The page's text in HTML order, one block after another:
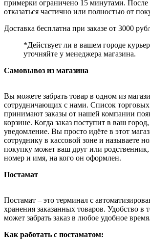
примерки ограничено 15 минутами.
отказаться частично или полностью от
Доставка бесплатна при заказе от 3000
*Действует ли в вашем городе
уточняйте у менеджера магазина.
Самовывоз из магазина
Вы можете забрать товар в одном из
сотрудничающих с нами. Список торговых
принимают заказы от нашей компании
корзине. Когда заказ поступит в ваш
уведомление. Вы просто идёте в этот
сотруднику в кассовой зоне и называете
покупку может ваш друг или родственник,
номер и имя, на кого он оформлен.
Постамат
Постамат – это терминал с
хранения заказанных товаров. Удобство в
может забрать заказ в любое удобное время.
Как работать с постаматом: